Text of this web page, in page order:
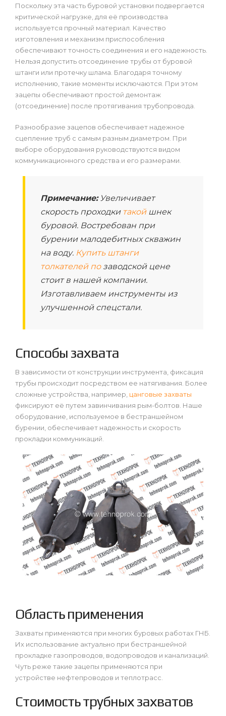
Поскольку эта часть буровой установки подвергается
критической нагрузке, для её производства
используется прочный материал. Качество
изготовления и механизм приспособления
обеспечивают точность соединения и его надежность.
Нельзя допустить отсоединение трубы от буровой
штанги или протечку шлама. Благодаря точному
исполнению, такие моменты исключаются. При этом
зацепы обеспечивают простой демонтаж
(отсоединение) после протягивания трубопровода.
Разнообразие зацепов обеспечивает надежное
сцепление труб с самым разным диаметром. При
выборе оборудования руководствуются видом
коммуникационного средства и его размерами.
Примечание:Увеличивает
скорость проходки такойшнек
буровой. Востребован при
бурении малодебитных скважин
на воду. Купить штанги
толкателей позаводской цене
стоит в нашей компании.
Изготавливаем инструменты из
улучшенной спецстали.
Способы захвата
В зависимости от конструкции инструмента, фиксация
трубы происходит посредством ее натягивания. Более
сложные устройства, например, цанговые захваты
фиксируют её путем завинчивания рым-болтов. Наше
оборудование, используемое в бестраншейном
бурении, обеспечивает надежность и скорость
прокладки коммуникаций.
Область применения
Захваты применяются при многих буровых работах ГНБ.
Их использование актуально при бестраншейной
прокладке газопроводов, водопроводов и канализаций.
Чуть реже такие зацепы применяются при
устройстве нефтепроводов и теплотрасс.
Стоимость трубных захватов